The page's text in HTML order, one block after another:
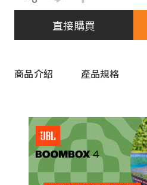
直接購買
商品介紹 產品規格